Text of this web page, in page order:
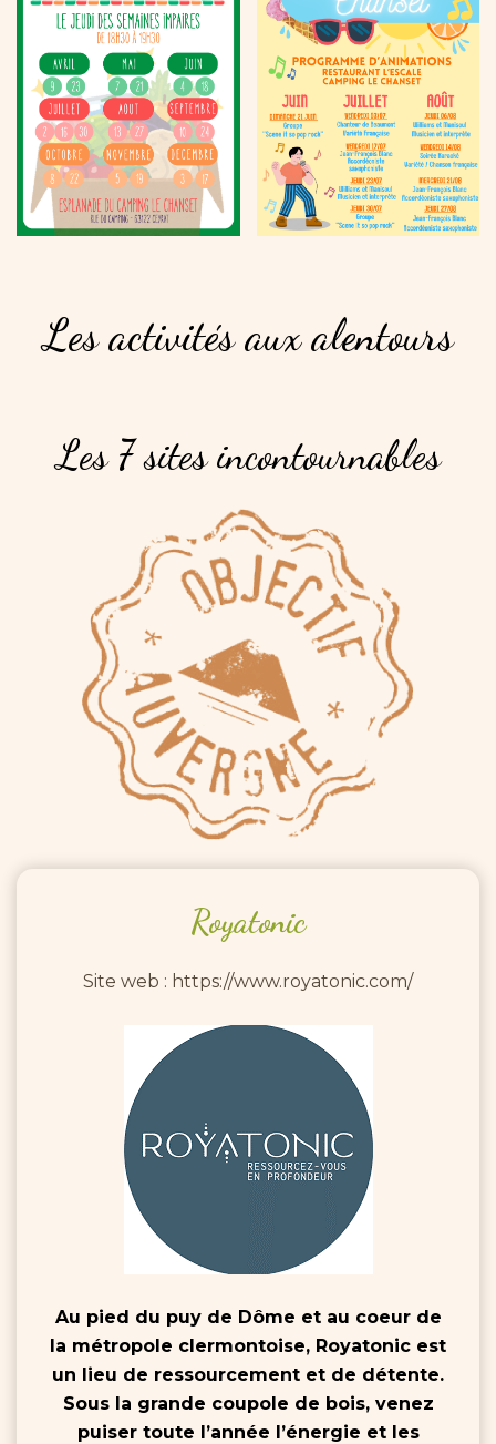
Les activités aux alentours
Les 7 sites incontournables
Royatonic
Site web : https://www.royatonic.com/
Au pied du puy de Dôme et au coeur de
la métropole clermontoise, Royatonic est
un lieu de ressourcement et de détente.
Sous la grande coupole de bois, venez
puiser toute l’année l’énergie et les